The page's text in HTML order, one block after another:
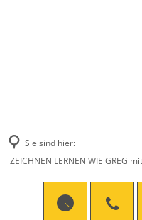
Sie sind hier:
ZEICHNEN LERNEN WIE GREG